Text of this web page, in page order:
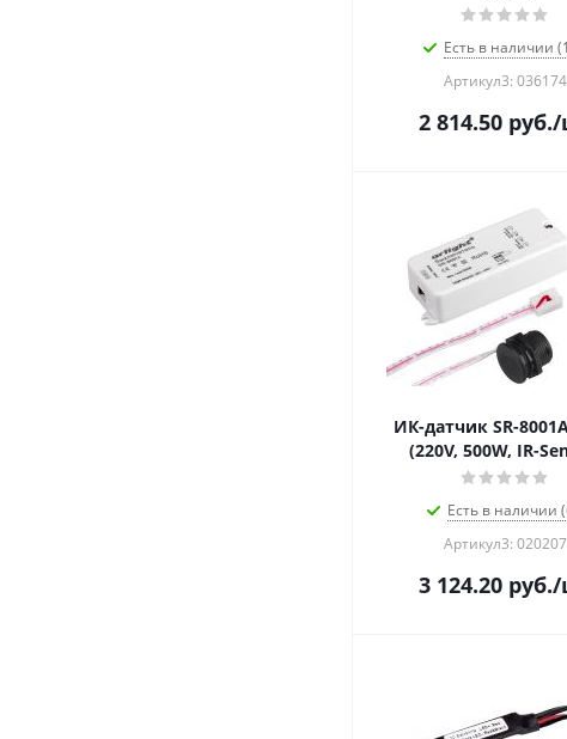
Есть в наличии
Артикул3: 036174
2 814.50руб./
ИК-датчик SR-
(220V, 500W, IR-
Есть в наличии
Артикул3: 020207
3 124.20руб./